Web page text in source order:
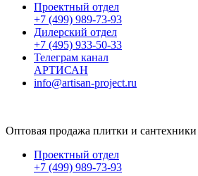
Проектный отдел
+7 (499) 989-73-93
Дилерский отдел
+7 (495) 933-50-33
Телеграм канал
АРТИСАН
info@artisan-project.ru
Оптовая продажа плитки и сантехники
Проектный отдел
+7 (499) 989-73-93